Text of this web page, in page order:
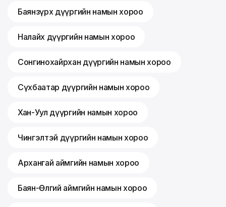
Баянзүрх дүүргийн намын хороо
Налайх дүүргийн намын хороо
Сонгинохайрхан дүүргийн намын хороо
Сүхбаатар дүүргийн намын хороо
Хан-Уул дүүргийн намын хороо
Чингэлтэй дүүргийн намын хороо
Архангай аймгийн намын хороо
Баян-Өлгий аймгийн намын хороо